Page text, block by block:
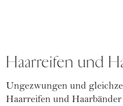
Haarreifen und
Ungezwungen und
Haarreifen und